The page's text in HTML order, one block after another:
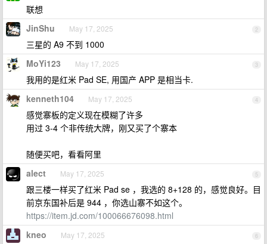
联想
2
JinShu May 17, 2025
三星的 A9 不到 1000
3
MoYi123 May 17, 2025
我用的是红米 Pad SE, 用国产 APP 是相当卡.
4
kenneth104 May 17, 2025
感觉寨板的定义现在模糊了许多
用过 3-4 个非传统大牌，刚又买了个寨本
随便买吧，看看阿里
5
alect May 17, 2025
跟三楼一样买了红米 Pad se ，我选的 8+128 的，感觉良好。目
前京东国补后是 944 ，你选山寨不如这个。
https://item.jd.com/100066676098.html
6
kneo May 17, 2025